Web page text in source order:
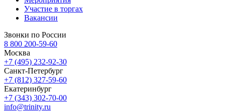
Участие в торгах
Вакансии
Звонки по России
8 800 200-59-60
Москва
+7 (495) 232-92-30
Санкт-Петербург
+7 (812) 327-59-60
Екатеринбург
+7 (343) 302-70-00
info@trinity.ru